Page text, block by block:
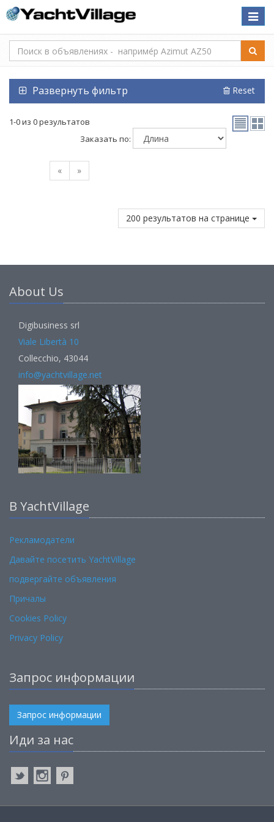
Toggle
Развернуть фильтр Reset
1-0 из 0 результатов
Заказать по:
« »
200 результатов на странице
About Us
Digibusiness srl
Viale Libertà 10
Collecchio, 43044
info@yachtvillage.net
В YachtVillage
Рекламодатели
Давайте посетить YachtVillage
подвергайте объявления
Причалы
Cookies Policy
Privacy Policy
Запрос информации
Запрос информации
Иди за нас